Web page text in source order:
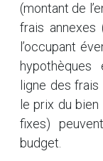
(montant de
frais annexes
l’occupant
hypothèques
ligne des
le prix du
fixes)
budget.